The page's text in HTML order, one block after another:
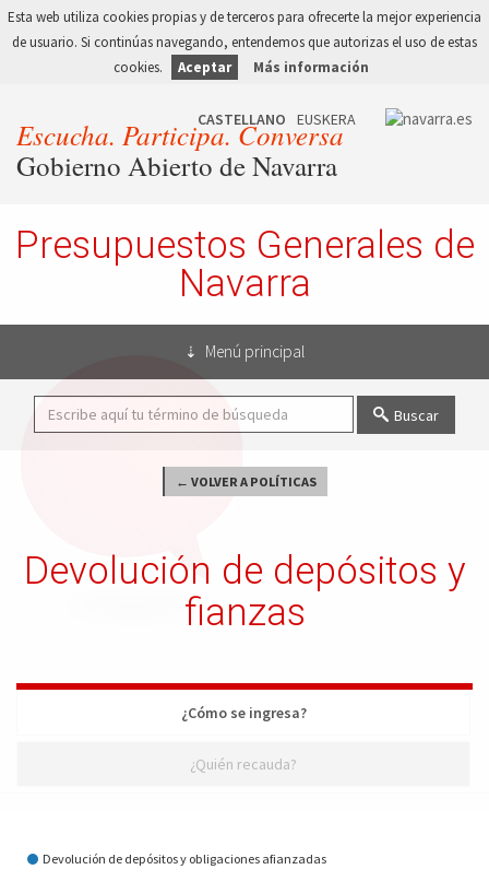
Esta web utiliza cookies propias y de terceros para ofrecerte la mejor experiencia
de usuario. Si continúas navegando, entendemos que autorizas el uso de estas
cookies.
Aceptar Más información
Escucha. Participa. Conversa
Gobierno Abierto de Navarra
Presupuestos Generales de
Navarra
Menú principal
Buscar
← VOLVER A POLÍTICAS
Devolución de depósitos y
fianzas
¿Cómo se ingresa?
¿Quién recauda?
¿Cómo se ingresa?
Devolución de depósitos y obligaciones afianzadas